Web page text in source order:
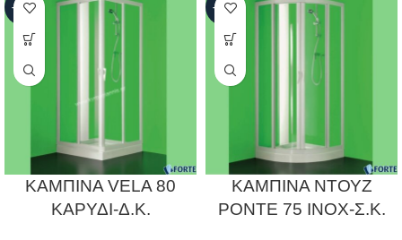
-17%
ΚΑΜΠΙΝΑ VELA 80
ΚΑΡΥΔΙ-Δ.Κ.
-17%
ΚΑΜΠΙΝΑ ΝΤΟΥΖ
PONTE 75 ΙΝΟΧ-Σ.Κ.